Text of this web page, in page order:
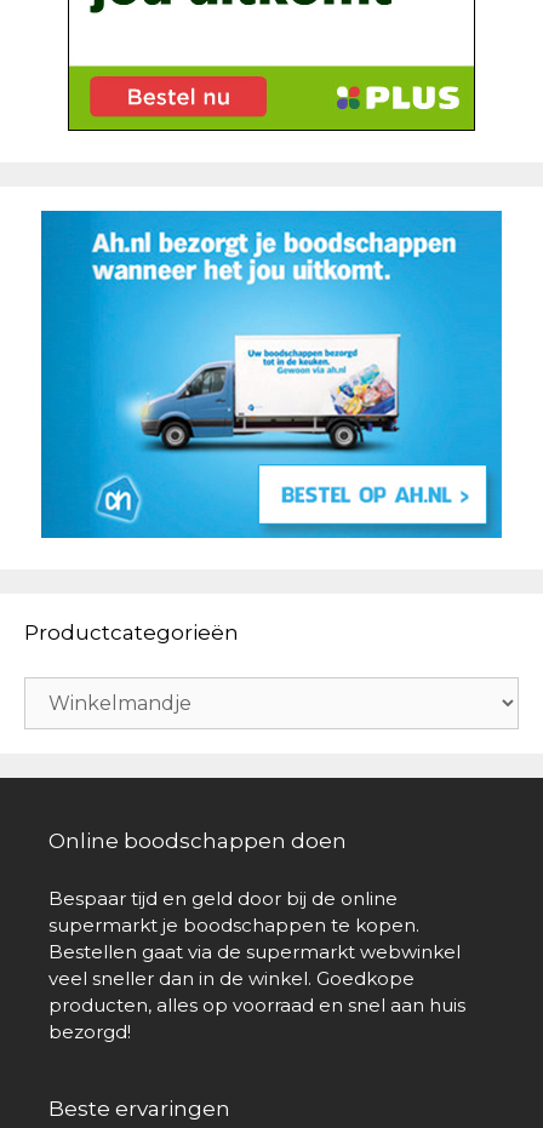
Productcategorieën
Online boodschappen doen
Bespaar tijd en geld door bij de online
supermarkt je boodschappen te kopen.
Bestellen gaat via de supermarkt webwinkel
veel sneller dan in de winkel. Goedkope
producten, alles op voorraad en snel aan huis
bezorgd!
Beste ervaringen